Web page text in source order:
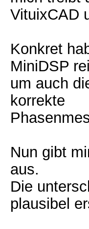
VituixCAD
Konkret
MiniDSP
um auch
korrekte
Nun gibt
aus.
Die
plausibel